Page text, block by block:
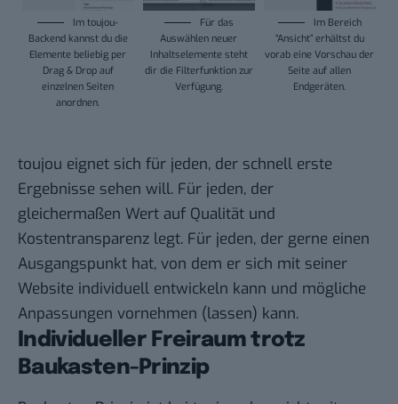
Im toujou-
Backend kannst du die
Elemente beliebig per
Drag & Drop auf
einzelnen Seiten
anordnen.
Für das
Auswählen neuer
Inhaltselemente steht
dir die Filterfunktion zur
Verfügung.
Im Bereich
“Ansicht” erhältst du
vorab eine Vorschau der
Seite auf allen
Endgeräten.
toujou eignet sich für jeden, der schnell erste
Ergebnisse sehen will. Für jeden, der
gleichermaßen Wert auf Qualität und
Kostentransparenz legt. Für jeden, der gerne einen
Ausgangspunkt hat, von dem er sich mit seiner
Website individuell entwickeln kann und mögliche
Anpassungen vornehmen (lassen) kann.
Individueller Freiraum trotz
Baukasten-Prinzip